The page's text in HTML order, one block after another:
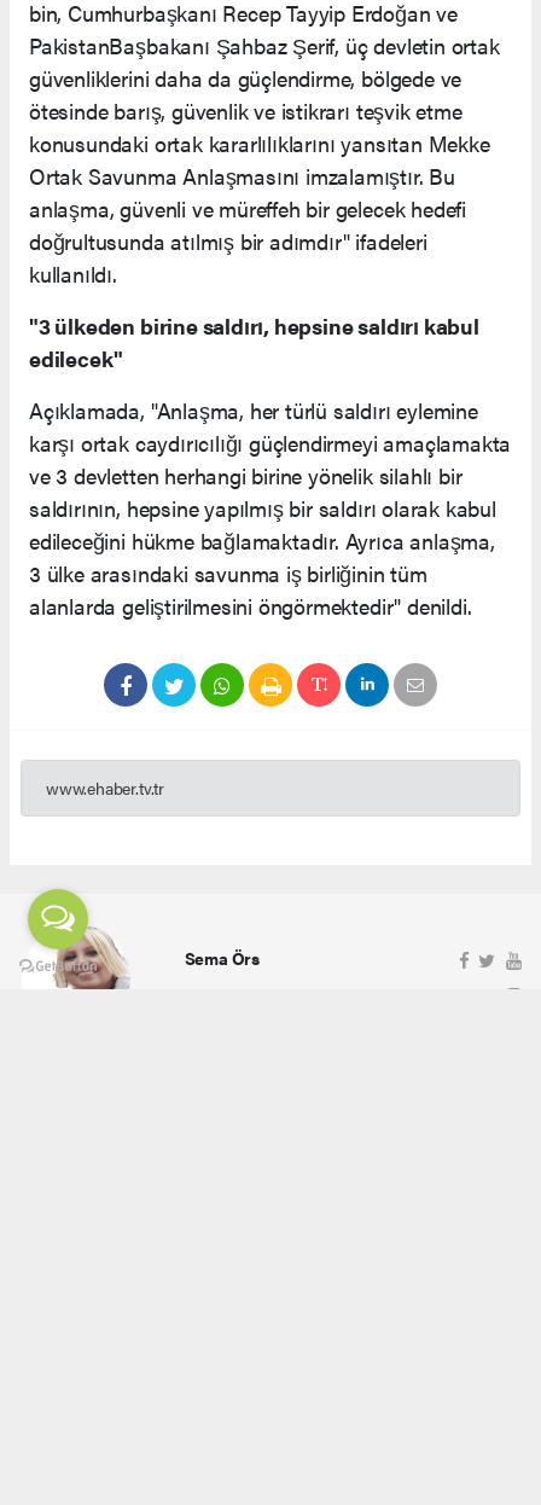
bin, Cumhurbaşkanı Recep Tayyip Erdoğan ve
PakistanBaşbakanı Şahbaz Şerif, üç devletin ortak
güvenliklerini daha da güçlendirme, bölgede ve
ötesinde barış, güvenlik ve istikrarı teşvik etme
konusundaki ortak kararlılıklarını yansıtan Mekke
Ortak Savunma Anlaşmasını imzalamıştır. Bu
anlaşma, güvenli ve müreffeh bir gelecek hedefi
doğrultusunda atılmış bir adımdır" ifadeleri
kullanıldı.
"3 ülkeden birine saldırı, hepsine saldırı kabul
edilecek"
Açıklamada, "Anlaşma, her türlü saldırı eylemine
karşı ortak caydırıcılığı güçlendirmeyi amaçlamakta
ve 3 devletten herhangi birine yönelik silahlı bir
saldırının, hepsine yapılmış bir saldırı olarak kabul
edileceğini hükme bağlamaktadır. Ayrıca anlaşma,
3 ülke arasındaki savunma iş birliğinin tüm
alanlarda geliştirilmesini öngörmektedir" denildi.
www.ehaber.tv.tr
Sema Örs